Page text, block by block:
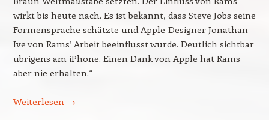
wirkt bis heute nach. Es ist bekannt, dass Steve Jobs seine
Formensprache schätzte und Apple-Designer Jonathan
Ive von Rams’ Arbeit beeinflusst wurde. Deutlich sichtbar
übrigens am iPhone. Einen Dank von Apple hat Rams
aber nie erhalten.“
Weiterlesen →